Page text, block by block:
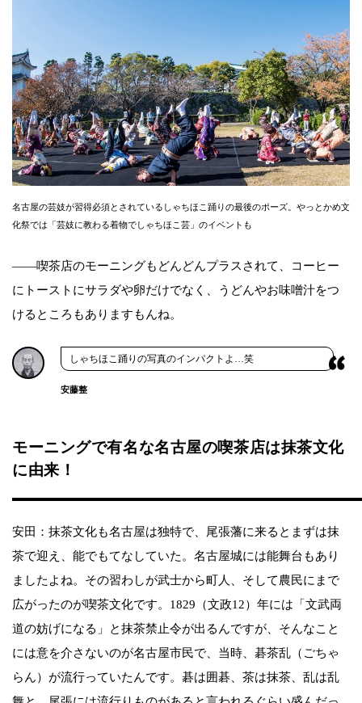
名古屋の芸妓が習得必須とされているしゃちほこ踊りの最後のポーズ。やっとかめ文
化祭では「芸妓に教わる着物でしゃちほこ芸」のイベントも
——喫茶店のモーニングもどんどんプラスされて、コーヒー
にトーストにサラダや卵だけでなく、うどんやお味噌汁をつ
けるところもありますもんね。
しゃちほこ踊りの写真のインパクトよ…笑
安藤整
モーニングで有名な名古屋の喫茶店は抹茶文化
に由来！
安田：抹茶文化も名古屋は独特で、尾張藩に来るとまずは抹
茶で迎え、能でもてなしていた。名古屋城には能舞台もあり
ましたよね。その習わしが武士から町人、そして農民にまで
広がったのが喫茶文化です。1829（文政12）年には「文武両
道の妨げになる」と抹茶禁止令が出るんですが、そんなこと
には意を介さないのが名古屋市民で、当時、碁茶乱（ごちゃ
らん）が流行っていたんです。碁は囲碁、茶は抹茶、乱は乱